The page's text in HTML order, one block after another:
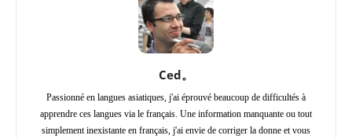
Ced。
Passionné en langues asiatiques, j'ai éprouvé beaucoup de difficultés à
apprendre ces langues via le français. Une information manquante ou tout
simplement inexistante en français, j'ai envie de corriger la donne et vous